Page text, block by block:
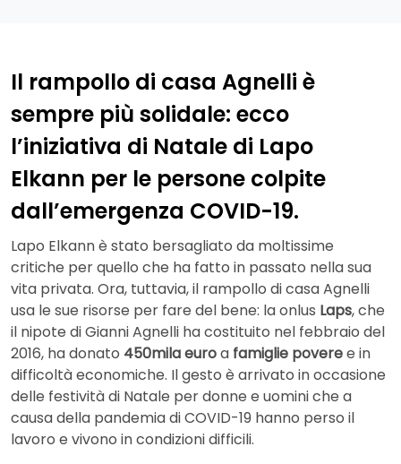
Il rampollo di casa Agnelli è
sempre più solidale: ecco
l’iniziativa di Natale di Lapo
Elkann per le persone colpite
dall’emergenza COVID-19.
Lapo Elkann è stato bersagliato da moltissime
critiche per quello che ha fatto in passato nella sua
vita privata. Ora, tuttavia, il rampollo di casa Agnelli
usa le sue risorse per fare del bene: la onlus Laps, che
il nipote di Gianni Agnelli ha costituito nel febbraio del
2016, ha donato 450mila euroa famiglie poveree in
difficoltà economiche. Il gesto è arrivato in occasione
delle festività di Natale per donne e uomini che a
causa della pandemia di COVID-19 hanno perso il
lavoro e vivono in condizioni difficili.